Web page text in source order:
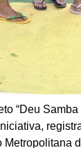
“Deu
Metropolitana